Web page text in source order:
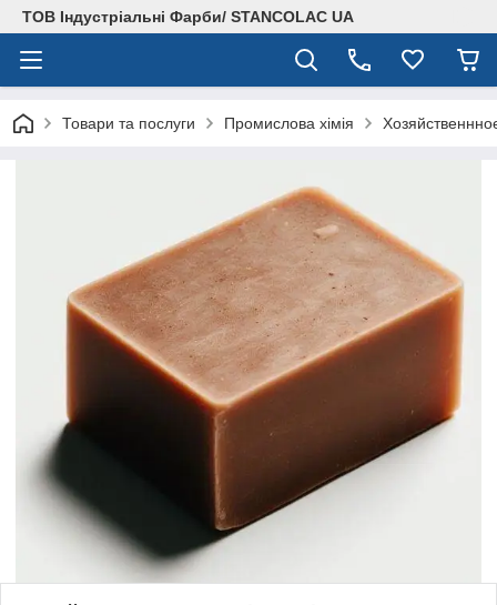
ТОВ Індустріальні Фарби/ STANCOLAC UA
Товари та послуги Промислова хімія